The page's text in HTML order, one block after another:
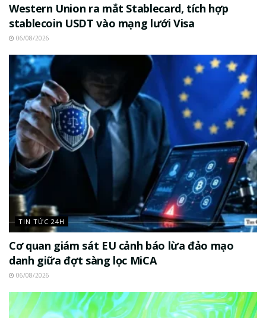
Western Union ra mắt Stablecard, tích hợp
stablecoin USDT vào mạng lưới Visa
06/08/2026
TIN TỨC 24H
Cơ quan giám sát EU cảnh báo lừa đảo mạo
danh giữa đợt sàng lọc MiCA
06/08/2026